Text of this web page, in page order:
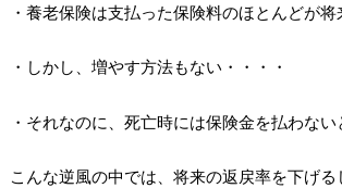
・養老保険は支払った保険料のほとんどが
・しかし、増やす方法もない・・・・
・それなのに、死亡時には保険金を払わない
こんな逆風の中では、将来の返戻率を下げる